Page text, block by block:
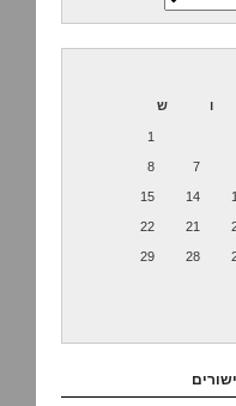
ו ש
1
7
8
14
15
21
22
28
29